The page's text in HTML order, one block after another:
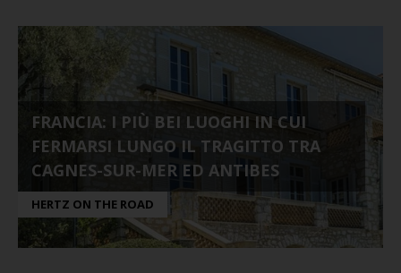
FRANCIA: I PIÙ BEI LUOGHI IN CUI
FERMARSI LUNGO IL TRAGITTO TRA
CAGNES-SUR-MER ED ANTIBES
HERTZ ON THE ROAD